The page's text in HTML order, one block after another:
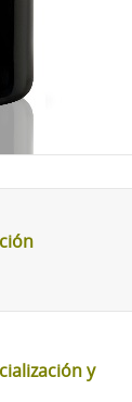
y